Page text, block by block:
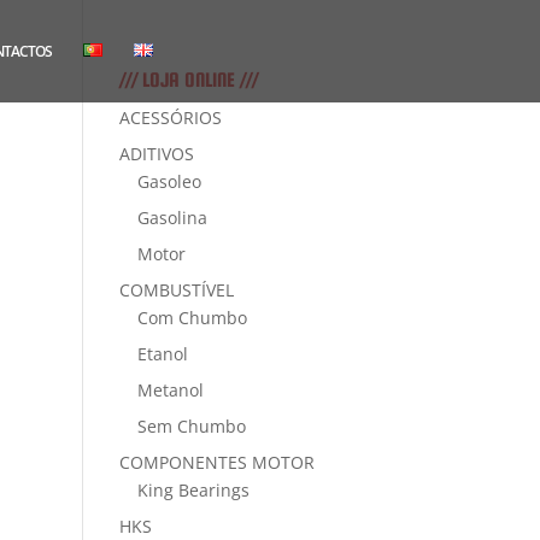
/// LOJA ONLINE ///
ACESSÓRIOS
ADITIVOS
Gasoleo
Gasolina
Motor
COMBUSTÍVEL
Com Chumbo
Etanol
Metanol
Sem Chumbo
COMPONENTES MOTOR
King Bearings
HKS